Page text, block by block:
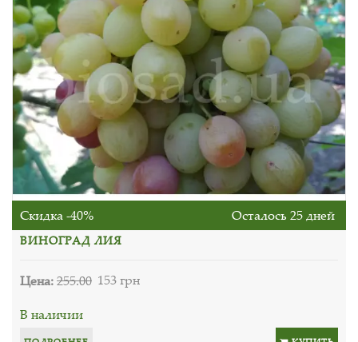
Скидка -40% Осталось 25 дней
ВИНОГРАД ЛИЯ
Цена:255.00 153 грн
В наличии